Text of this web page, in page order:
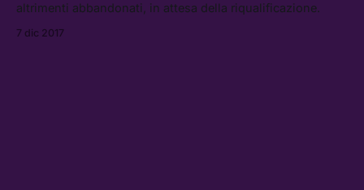
altrimenti abbandonati, in attesa della riqualificazione.
7 dic 2017